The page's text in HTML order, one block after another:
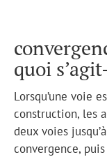
quoi
Lorsqu’une voie
construction, les
deux voies
convergence,